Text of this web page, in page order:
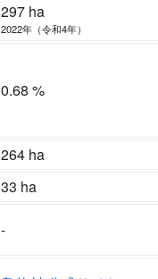
297 ha
2022年（令和4年）
0.68 %
264 ha
33 ha
-